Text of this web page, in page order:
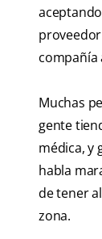
compañía
Muchas
gente
médica, y
habla
de tener
zona.